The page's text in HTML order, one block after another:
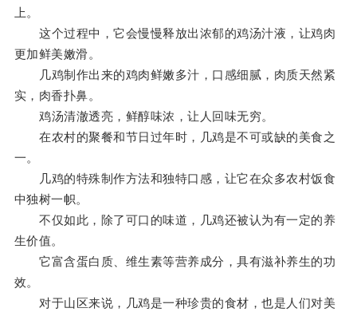
上。
这个过程中，它会慢慢释放出浓郁的鸡汤汁液，让鸡肉
更加鲜美嫩滑。
几鸡制作出来的鸡肉鲜嫩多汁，口感细腻，肉质天然紧
实，肉香扑鼻。
鸡汤清澈透亮，鲜醇味浓，让人回味无穷。
在农村的聚餐和节日过年时，几鸡是不可或缺的美食之
一。
几鸡的特殊制作方法和独特口感，让它在众多农村饭食
中独树一帜。
不仅如此，除了可口的味道，几鸡还被认为有一定的养
生价值。
它富含蛋白质、维生素等营养成分，具有滋补养生的功
效。
对于山区来说，几鸡是一种珍贵的食材，也是人们对美